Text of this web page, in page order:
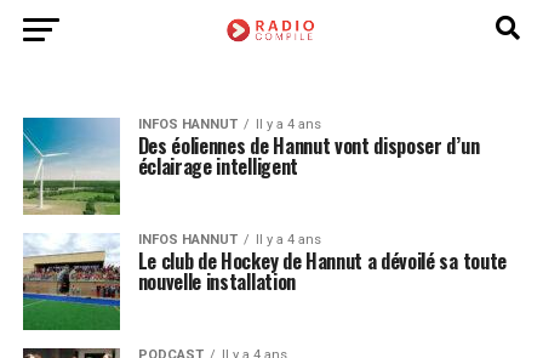
INFOS HANNUT Il y a 4 ans
Des éoliennes de Hannut vont disposer d’un
éclairage intelligent
INFOS HANNUT Il y a 4 ans
Le club de Hockey de Hannut a dévoilé sa toute
nouvelle installation